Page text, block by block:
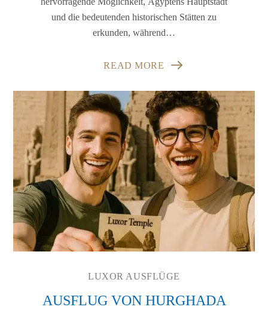
und die bedeutenden historischen Stätten zu
erkunden, während…
READ MORE
LUXOR AUSFLÜGE
AUSFLUG VON HURGHADA